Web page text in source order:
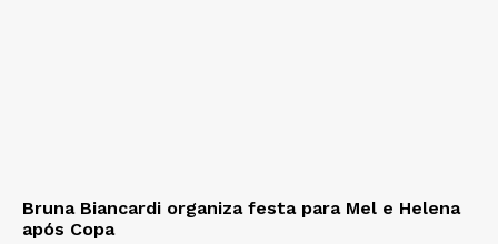
Bruna Biancardi organiza festa para Mel e Helena
após Copa